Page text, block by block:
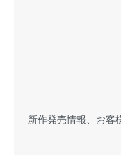
新作発売情報、お客